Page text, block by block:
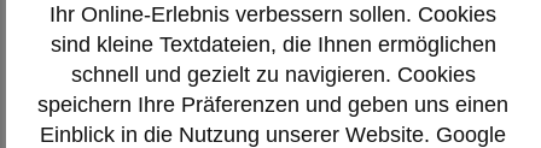
Kontakt
Telefon:06151 42 67 54
Ihr Online-Erlebnis verbessern sollen. Cookies
sind kleine Textdateien, die Ihnen ermöglichen
schnell und gezielt zu navigieren. Cookies
speichern Ihre Präferenzen und geben uns einen
Einblick in die Nutzung unserer Website. Google